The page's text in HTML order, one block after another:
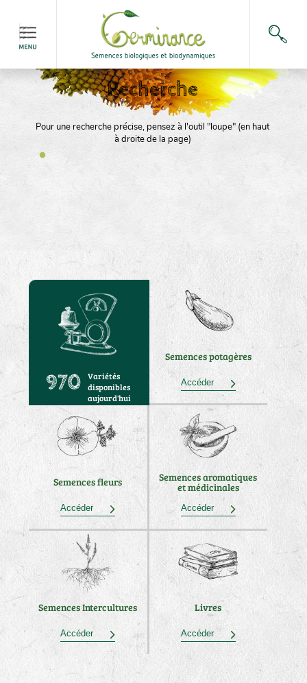
Recherche
Pour une recherche précise, pensez à l'outil "loupe" (en haut
à droite de la page)
970
Variétés
disponibles
aujourd'hui
Semences potagères
Accéder
Semences fleurs
Accéder
Semences aromatiques
et médicinales
Accéder
Semences Intercultures
Accéder
Livres
Accéder